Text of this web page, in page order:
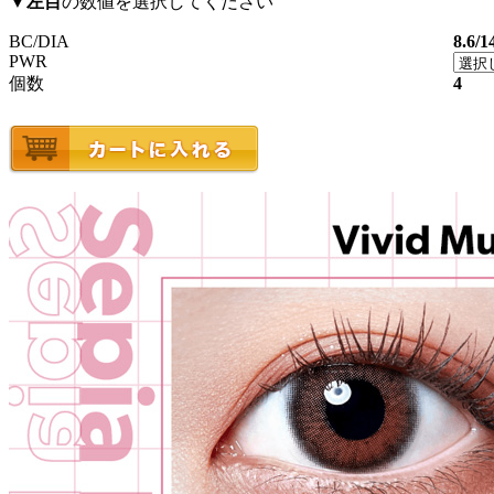
BC/DIA
8.6/
PWR
個数
4